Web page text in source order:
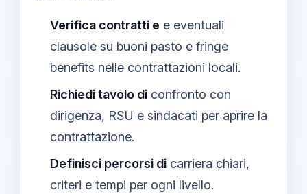
Verifica contratti e e eventuali
clausole su buoni pasto e fringe
benefits nelle contrattazioni locali.
Richiedi tavolo di confronto con
dirigenza, RSU e sindacati per aprire la
contrattazione.
Definisci percorsi di carriera chiari,
criteri e tempi per ogni livello.